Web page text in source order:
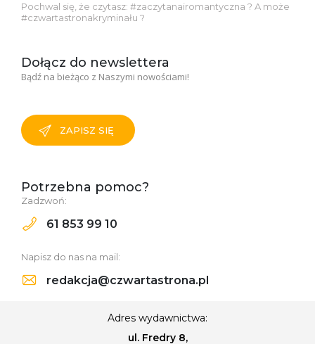
Pochwal się, że czytasz: #zaczytanairomantyczna ? A może
#czwartastronakryminału ?
Dołącz do newslettera
Bądź na bieżąco z Naszymi nowościami!
ZAPISZ SIĘ
Potrzebna pomoc?
Zadzwoń:
61 853 99 10
Napisz do nas na mail:
redakcja@czwartastrona.pl
Adres wydawnictwa:
ul. Fredry 8,